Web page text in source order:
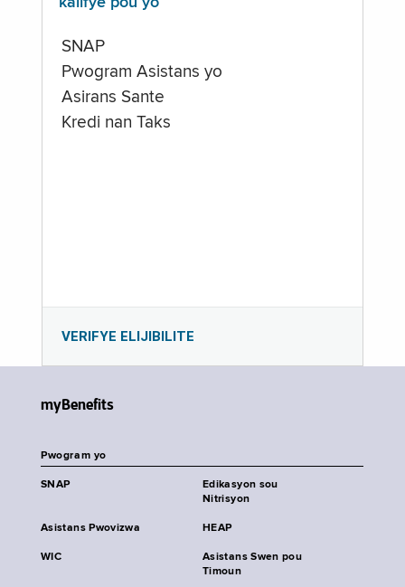
SNAP
Pwogram Asistans yo
Asirans Sante
Kredi nan Taks
VERIFYE ELIJIBILITE
myBenefits
Pwogram yo
SNAP
Edikasyon sou
Nitrisyon
Asistans Pwovizwa HEAP
WIC
Asistans Swen pou
Timoun